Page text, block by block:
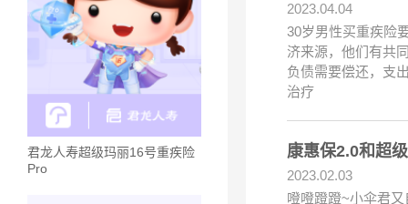
君龙人寿超级玛丽16号重疾险
Pro
2023.04.04
30岁男性买重疾险
济来源，他们有共
负债需要偿还，支
治疗
康惠保2.0和超
2023.02.03
噔噔蹬蹬~小伞君